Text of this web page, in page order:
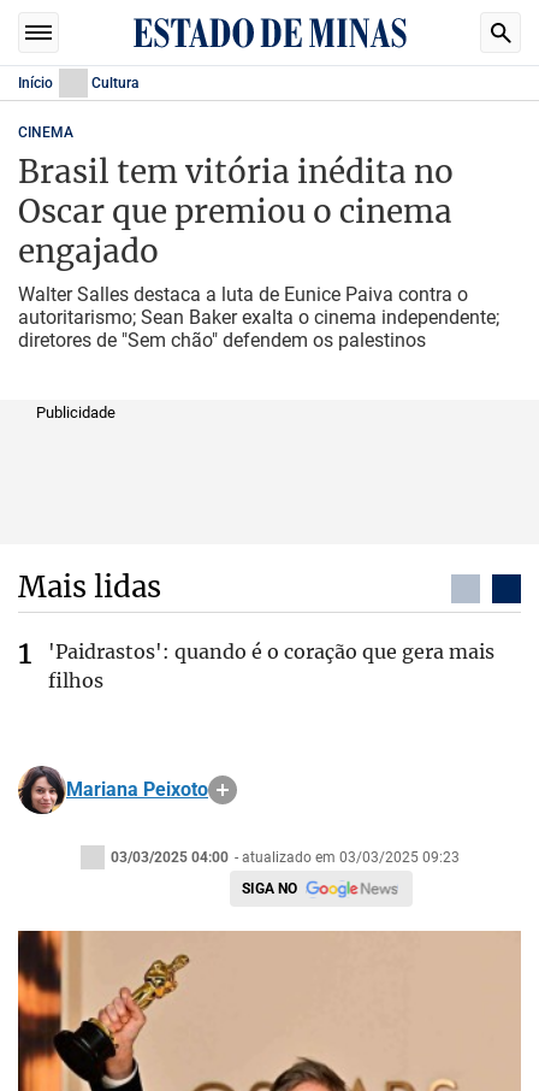
Início Cultura
CINEMA
Brasil tem vitória inédita no
Oscar que premiou o cinema
engajado
Walter Salles destaca a luta de Eunice Paiva contra o
autoritarismo; Sean Baker exalta o cinema independente;
diretores de "Sem chão" defendem os palestinos
Publicidade
Mais lidas
'Paidrastos': quando é o coração que gera mais
filhos
Mariana Peixoto
03/03/2025 04:00 - atualizado em 03/03/2025 09:23
SIGA NO